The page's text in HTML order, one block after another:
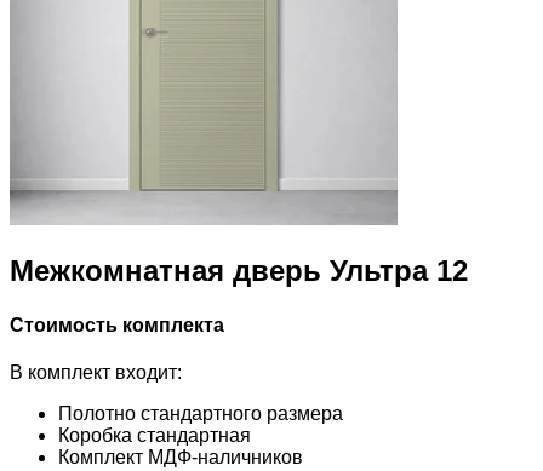
Межкомнатная дверь Ультра 12
Стоимость комплекта
В комплект входит:
Полотно стандартного размера
Коробка стандартная
Комплект МДФ-наличников